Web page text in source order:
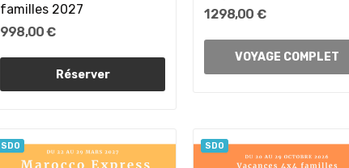
familles 2027
998,00 €
Réserver
1 298,00 €
VOYAGE COMPLET
SDO SDO